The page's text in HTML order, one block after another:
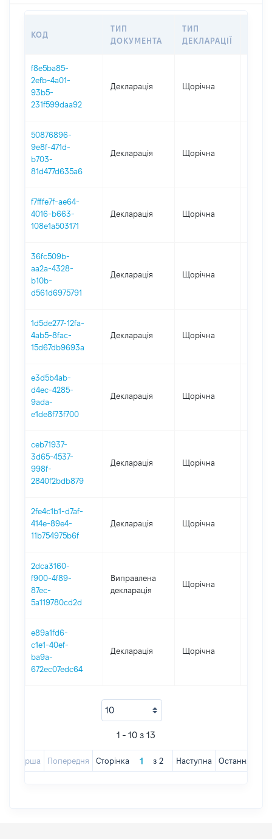
КОД
ТИП
ДОКУМЕНТА
ТИП
ДЕКЛАРАЦІЇ
f8e5ba85-
2efb-4a01-
93b5-
231f599daa92
Декларація Щорічна
50876896-
9e8f-471d-
b703-
81d477d635a6
Декларація Щорічна
f7fffe7f-ae64-
4016-b663-
108e1a503171
Декларація Щорічна
36fc509b-
aa2a-4328-
b10b-
d561d6975791
Декларація Щорічна
1d5de277-12fa-
4ab5-8fac-
15d67db9693a
Декларація Щорічна
e3d5b4ab-
d4ec-4285-
9ada-
e1de8f73f700
Декларація Щорічна
ceb71937-
3d65-4537-
998f-
2840f2bdb879
Декларація Щорічна
2fe4c1b1-d7af-
414e-89e4-
11b754975b6f
Декларація Щорічна
2dca3160-
f900-4f89-
87ec-
5a119780cd2d
Виправлена
декларація
Щорічна
e89a1fd6-
c1e1-40ef-
ba9a-
672ec07edc64
Декларація Щорічна
1 - 10 з 13
Перша Попередня Сторінка з 2 Наступна Остання